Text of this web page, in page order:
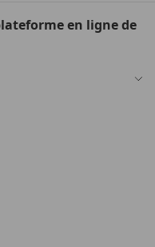
en ligne de